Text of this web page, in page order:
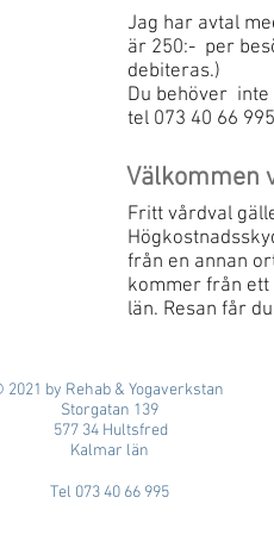
Jag har avtal
är 250:- per
debiteras.)
Du behöver
tel 073 40 66
Fritt vårdval
från en annan
kommer från ett
län. Resan får
Välkommen
2021 by Rehab & Yogaverkstan
Storgatan 139
577 34 Hultsfred
Kalmar län
Tel 073 40 66 995